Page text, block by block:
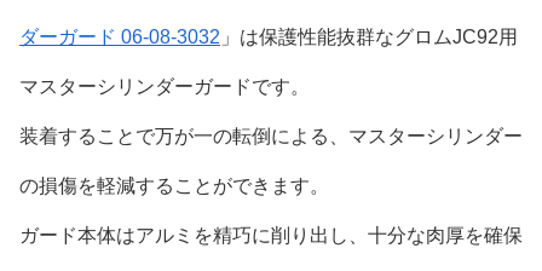
ダーガード 06-08-3032 」は保護性能抜群なグロムJC92用
マスターシリンダーガードです。
装着することで万が一の転倒による、マスターシリンダー
の損傷を軽減することができます。
ガード本体はアルミを精巧に削り出し、十分な肉厚を確保